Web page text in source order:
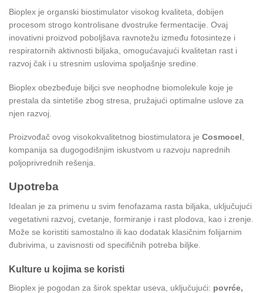
Bioplex je organski biostimulator visokog kvaliteta, dobijen
procesom strogo kontrolisane dvostruke fermentacije. Ovaj
inovativni proizvod poboljšava ravnotežu između fotosinteze i
respiratornih aktivnosti biljaka, omogućavajući kvalitetan rast i
razvoj čak i u stresnim uslovima spoljašnje sredine.
Bioplex obezbeđuje biljci sve neophodne biomolekule koje je
prestala da sintetiše zbog stresa, pružajući optimalne uslove za
njen razvoj.
Proizvođač ovog visokokvalitetnog biostimulatora je Cosmocel
kompanija sa dugogodišnjim iskustvom u razvoju naprednih
poljoprivrednih rešenja.
Upotreba
Idealan je za primenu u svim fenofazama rasta biljaka, uključujući
vegetativni razvoj, cvetanje, formiranje i rast plodova, kao i zrenje.
Može se koristiti samostalno ili kao dodatak klasičnim folijarnim
đubrivima, u zavisnosti od specifičnih potreba biljke.
Kulture u kojima se koristi
Bioplex je pogodan za širok spektar useva, uključujući: povrće,